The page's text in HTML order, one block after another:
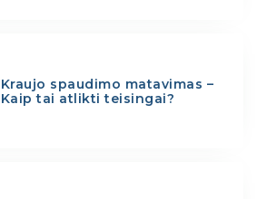
Kraujo spaudimo matavimas –
Kaip tai atlikti teisingai?